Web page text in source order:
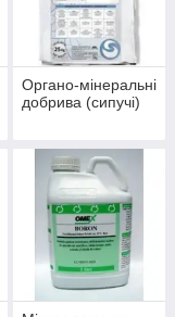
Органо-мінеральні
добрива (сипучі)